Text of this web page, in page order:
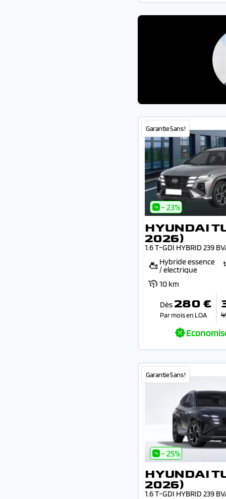
Garantie 5 ans !
- 23%
HYUNDAI
2026)
1.6 T-GDI HYBRID 239
Hybride essence
/ electrique
10 km
Dès 280 €
Par mois en LOA
Garantie 5 ans !
- 25%
HYUNDAI
2026)
1.6 T-GDI HYBRID 239